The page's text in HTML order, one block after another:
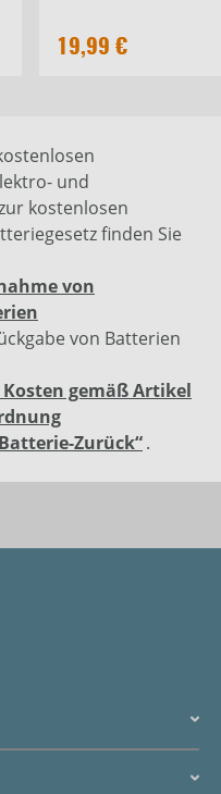
19,99 €
und
kostenlosen
finden Sie
von
von Batterien
gemäß Artikel
Zurück“.